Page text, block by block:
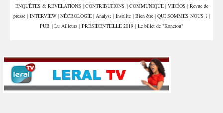
ENQUÊTES & REVELATIONS | CONTRIBUTIONS | COMMUNIQUE | VIDÉOS | Revue de
presse | INTERVIEW | NÉCROLOGIE | Analyse | Insolite | Bien être | QUI SOMMES NOUS ? |
PUB | Lu Ailleurs | PRÉSIDENTIELLE 2019 | Le billet de "Konetou"